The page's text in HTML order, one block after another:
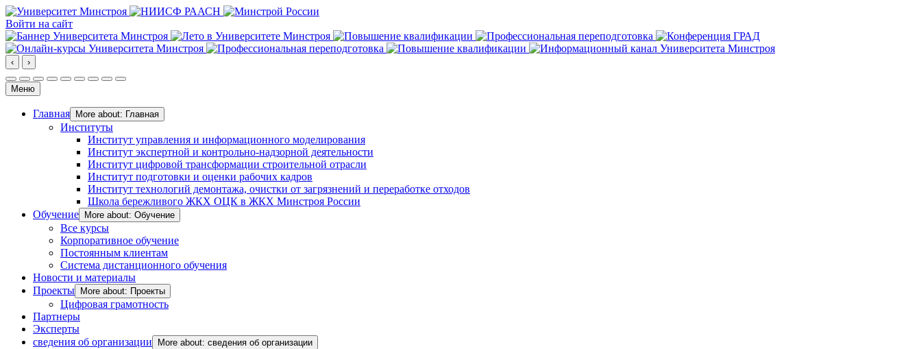
Войти на сайт
‹ ›
Меню
Главная More about: Главная
Институты
Институт управления и информационного моделирования
Институт экспертной и контрольно-надзорной деятельности
Институт цифровой трансформации строительной отрасли
Институт подготовки и оценки рабочих кадров
Институт технологий демонтажа, очистки от загрязнений и переработке отходов
Школа бережливого ЖКХ ОЦК в ЖКХ Минстроя России
Обучение
More about: Обучение
Все курсы
Корпоративное обучение
Постоянным клиентам
Система дистанционного обучения
Новости и материалы
Проекты
More about: Проекты
Цифровая грамотность
Партнеры
Эксперты
сведения об организации
More about: сведения об организации